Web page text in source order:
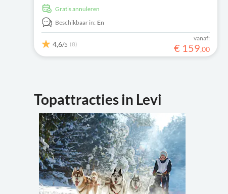
Gratis annuleren
Beschikbaar in: En
4,6/5 (8)
vanaf:
€ 159,00
Topattracties in Levi